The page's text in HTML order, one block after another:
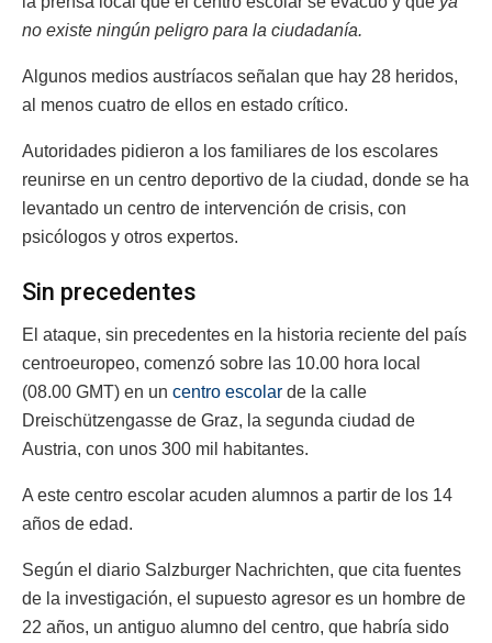
no existe ningún peligro para la ciudadanía.
Algunos medios austríacos señalan que hay 28 heridos,
al menos cuatro de ellos en estado crítico.
Autoridades pidieron a los familiares de los escolares
reunirse en un centro deportivo de la ciudad, donde se ha
levantado un centro de intervención de crisis, con
psicólogos y otros expertos.
Sin precedentes
El ataque, sin precedentes en la historia reciente del país
centroeuropeo, comenzó sobre las 10.00 hora local
(08.00 GMT) en un centro escolar de la calle
Dreischützengasse de Graz, la segunda ciudad de
Austria, con unos 300 mil habitantes.
A este centro escolar acuden alumnos a partir de los 14
años de edad.
Según el diario Salzburger Nachrichten, que cita fuentes
de la investigación, el supuesto agresor es un hombre de
22 años, un antiguo alumno del centro, que habría sido